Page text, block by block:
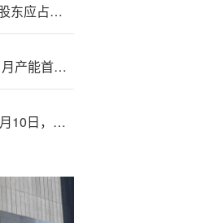
众安集团;发布中期业绩 股东应占溢利6455.7万元同比增加3.28%
中芯国;际芯?片里程碑：月产能首次突破100万片 已达台积电1/3
飞利信,：截至2025年10月10日，公司在册股东为122402户